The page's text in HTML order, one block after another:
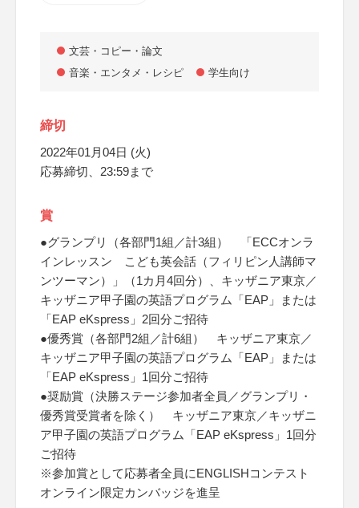
文芸・コピー・論文
音楽・エンタメ・レシピ
学生向け
締切
2022年01月04日 (火)
応募締切、23:59まで
賞
●グランプリ（各部門1組／計3組） 「ECCオンラ
インレッスン こども英会話（フィリピン人講師マ
ンツーマン）」（1カ月4回分）、キッザニア東京／
キッザニア甲子園の英語プログラム「EAP」または
「EAP eKspress」2回分ご招待
●優秀賞（各部門2組／計6組） キッザニア東京／
キッザニア甲子園の英語プログラム「EAP」または
「EAP eKspress」1回分ご招待
●奨励賞（決勝ステージ参加者全員／グランプリ・
優秀賞受賞者を除く） キッザニア東京／キッザニ
ア甲子園の英語プログラム「EAP eKspress」1回分
ご招待
※参加賞として応募者全員にENGLISHコンテスト
オンライン限定カンバッジを進呈